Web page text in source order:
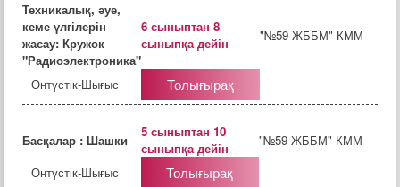
Техникалық, әуе,
кеме үлгілерін
жасау: Кружок
"Радиоэлектроника"
6 сыныптан 8
сыныпқа дейін
"№59 ЖББМ" КММ
Оңтүстік-Шығыс Толығырақ
Басқалар : Шашки
5 сыныптан 10
сыныпқа дейін
"№59 ЖББМ" КММ
Оңтүстік-Шығыс
Толығырақ